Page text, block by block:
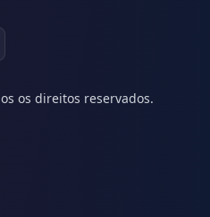
os direitos reservados.